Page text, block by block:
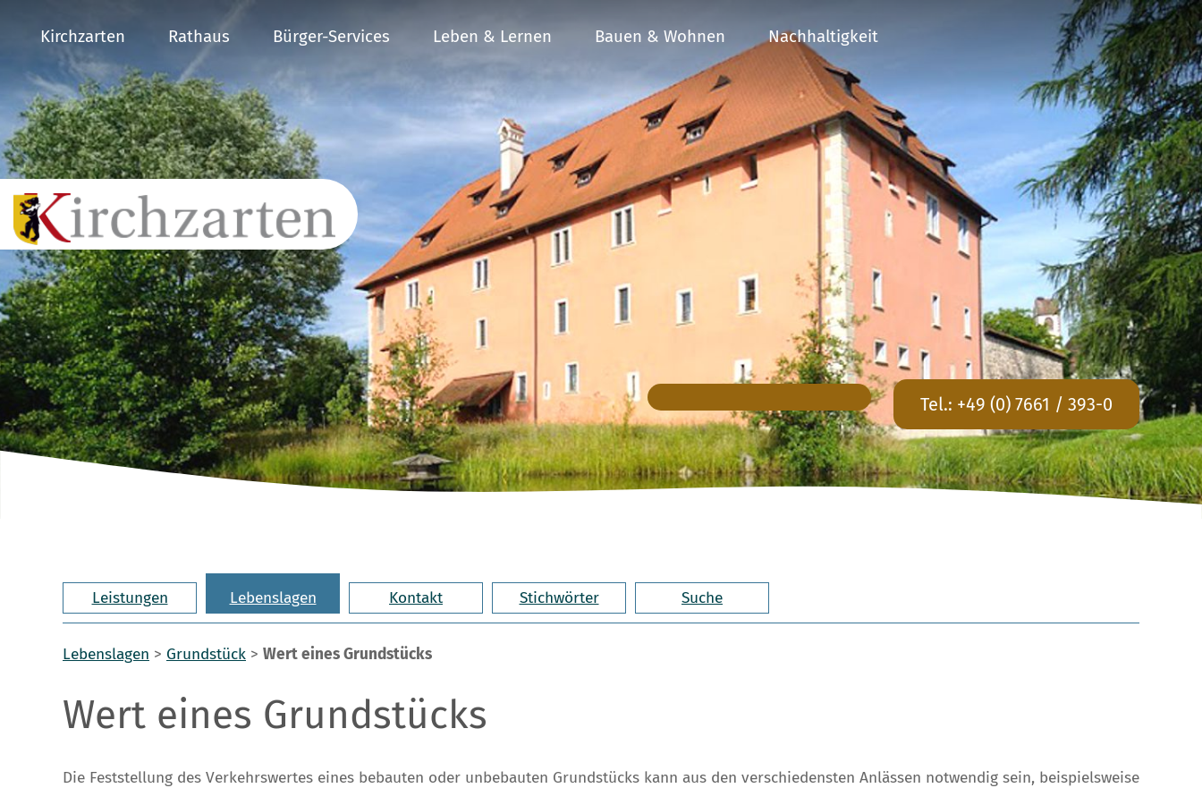
Kirchzarten Rathaus Bürger-Services Leben & Lernen Bauen & Wohnen Nachhaltigkeit
Tel.: +49 (0) 7661 / 393-0
Leistungen Lebenslagen Kontakt Stichwörter Suche
Lebenslagen > Grundstück > Wert eines Grundstücks
Wert eines Grundstücks
Die Feststellung des Verkehrswertes eines bebauten oder unbebauten Grundstücks kann aus den verschiedensten Anlässen notwendig sein, beispielsweise